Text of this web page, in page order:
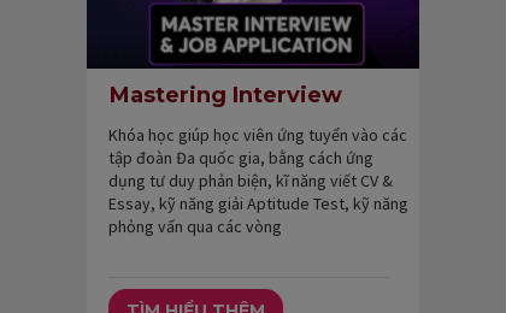
Khóa học giúp học viên ứng tuyển vào các
tập đoàn Đa quốc gia, bằng cách ứng
dụng tư duy phản biện, kĩ năng viết CV &
Essay, kỹ năng giải Aptitude Test, kỹ năng
phỏng vấn qua các vòng
Mastering Interview